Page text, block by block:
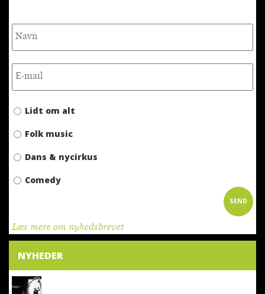
Lidt om alt
Folk music
Dans & nycirkus
Comedy
Læs mere om nyhedsbrevet
NYHEDER